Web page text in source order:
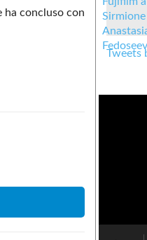
ha concluso con
Tweets